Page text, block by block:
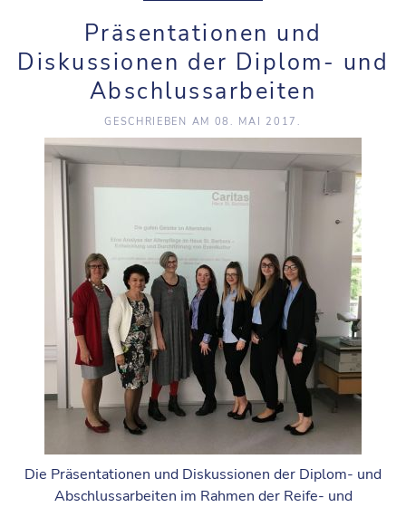
Präsentationen und
Diskussionen der Diplom- und
Abschlussarbeiten
GESCHRIEBEN AM 08. MAI 2017.
Die Präsentationen und Diskussionen der Diplom- und
Abschlussarbeiten im Rahmen der Reife- und